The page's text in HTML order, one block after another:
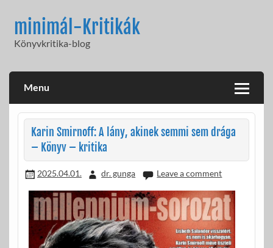
contentminimál-Kritikák
Könyvkritika-blog
Menu
Karin Smirnoff: A lány, akinek semmi sem drága
– Könyv – kritika
2025.04.01. dr. gunga Leave a comment